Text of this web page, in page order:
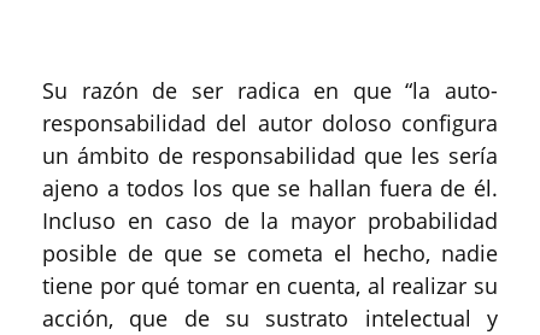
Su razón de ser radica en que “la auto-
responsabilidad del autor doloso configura
un ámbito de responsabilidad que les sería
ajeno a todos los que se hallan fuera de él.
Incluso en caso de la mayor probabilidad
posible de que se cometa el hecho, nadie
tiene por qué tomar en cuenta, al realizar su
acción, que de su sustrato intelectual y